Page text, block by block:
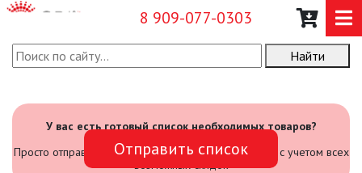
8 909-077-0303
О КОМПАНИИ
САДОВЫЙ ИНВЕНТАРЬ И
ИНСТРУМЕНТЫ
Найти
У вас есть готовый список необходимых товаров?
Просто отправьте его нам и мы посчитаем стоимость с учетом всех
возможных скидок
Отправить список